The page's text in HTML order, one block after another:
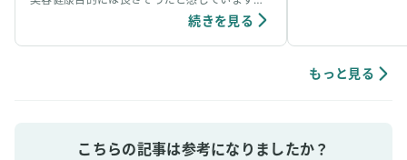
個人の感想ではありますが、吸入中は、脳波が
続きを見る
もっと見る
こちらの記事は参考になりましたか？